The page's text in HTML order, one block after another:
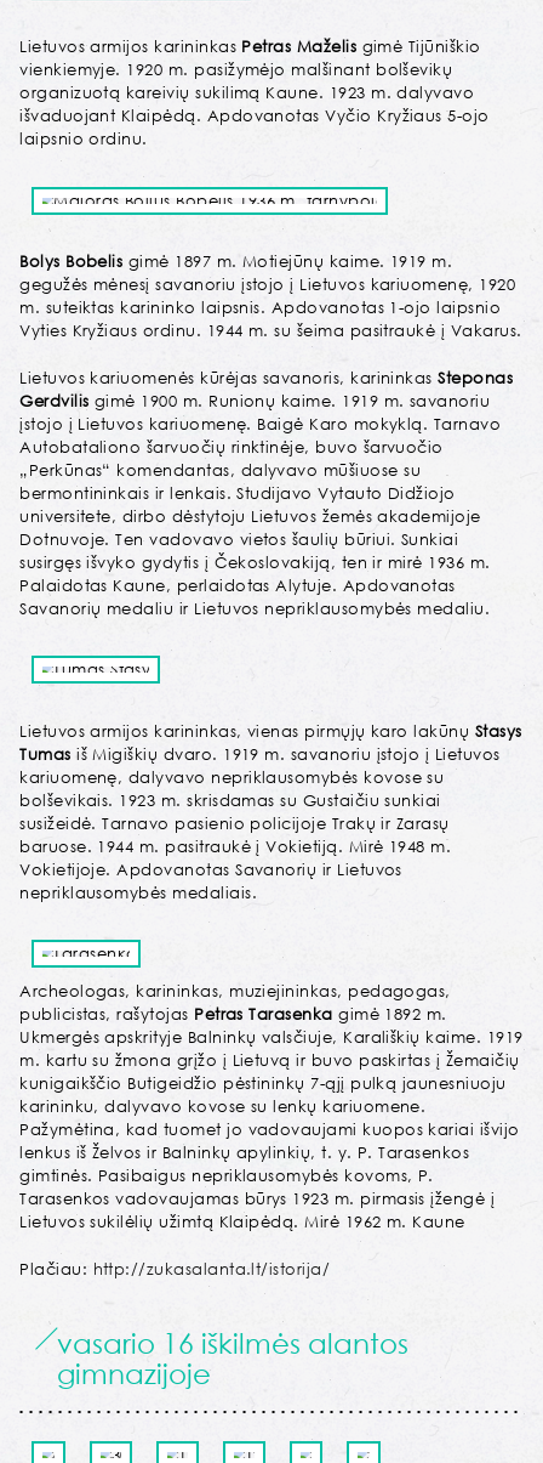
Lietuvos armijos karininkas Petras Maželis gimė Tijūniškio
vienkiemyje. 1920 m. pasižymėjo malšinant bolševikų
organizuotą kareivių sukilimą Kaune. 1923 m. dalyvavo
išvaduojant Klaipėdą. Apdovanotas Vyčio Kryžiaus 5-ojo
laipsnio ordinu.
Bolys Bobelis gimė 1897 m. Motiejūnų kaime. 1919 m.
gegužės mėnesį savanoriu įstojo į Lietuvos kariuomenę, 1920
m. suteiktas karininko laipsnis. Apdovanotas 1-ojo laipsnio
Vyties Kryžiaus ordinu. 1944 m. su šeima pasitraukė į Vakarus.
Lietuvos kariuomenės kūrėjas savanoris, karininkasSteponas
Gerdvilis gimė 1900 m. Runionų kaime. 1919 m. savanoriu
įstojo į Lietuvos kariuomenę. Baigė Karo mokyklą. Tarnavo
Autobataliono šarvuočių rinktinėje, buvo šarvuočio
„Perkūnas“ komendantas, dalyvavo mūšiuose su
bermontininkais ir lenkais. Studijavo Vytauto Didžiojo
universitete, dirbo dėstytoju Lietuvos žemės akademijoje
Dotnuvoje. Ten vadovavo vietos šaulių būriui. Sunkiai
susirgęs išvyko gydytis į Čekoslovakiją, ten ir mirė 1936 m.
Palaidotas Kaune, perlaidotas Alytuje. Apdovanotas
Savanorių medaliu ir Lietuvos nepriklausomybės medaliu.
Lietuvos armijos karininkas, vienas pirmųjų karo lakūnų Stasys
Tumas iš Migiškių dvaro. 1919 m. savanoriu įstojo į Lietuvos
kariuomenę, dalyvavo nepriklausomybės kovose su
bolševikais. 1923 m. skrisdamas su Gustaičiu sunkiai
susižeidė. Tarnavo pasienio policijoje Trakų ir Zarasų
baruose. 1944 m. pasitraukė į Vokietiją. Mirė 1948 m.
Vokietijoje. Apdovanotas Savanorių ir Lietuvos
nepriklausomybės medaliais.
Archeologas, karininkas, muziejininkas, pedagogas,
publicistas, rašytojas Petras Tarasenka gimė 1892 m.
Ukmergės apskrityje Balninkų valsčiuje, Karališkių kaime. 1919
m. kartu su žmona grįžo į Lietuvą ir buvo paskirtas į Žemaičių
kunigaikščio Butigeidžio pėstininkų 7-ąjį pulką jaunesniuoju
karininku, dalyvavo kovose su lenkų kariuomene.
Pažymėtina, kad tuomet jo vadovaujami kuopos kariai išvijo
lenkus iš Želvos ir Balninkų apylinkių, t. y. P. Tarasenkos
gimtinės. Pasibaigus nepriklausomybės kovoms, P.
Tarasenkos vadovaujamas būrys 1923 m. pirmasis įžengė į
Lietuvos sukilėlių užimtą Klaipėdą. Mirė 1962 m. Kaune
Plačiau: http://zukasalanta.lt/istorija/
vasario 16 iškilmės alantos
gimnazijoje